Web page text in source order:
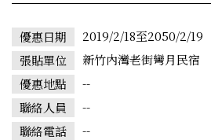
優惠日期
2019/2/18至2050/2/19
張貼單位
新竹內灣老街彎月民宿
優惠地點
--
聯絡人員
--
聯絡電話
--